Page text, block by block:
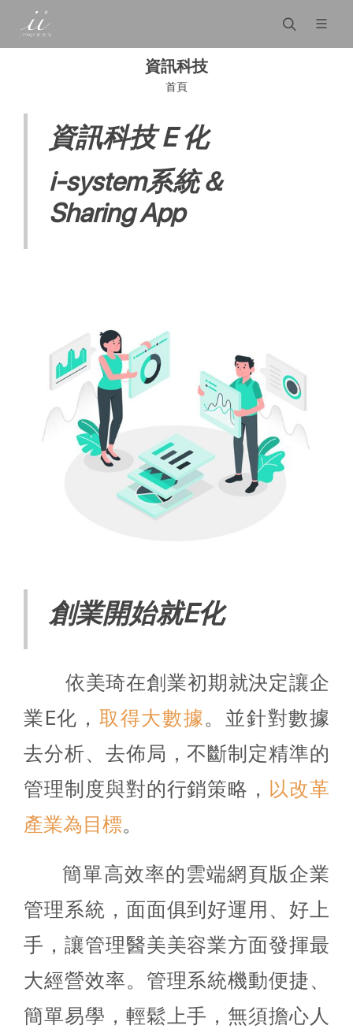
資訊科技
首頁
資訊科技 E 化
i-system系統＆
Sharing App
創業開始就E化
依美琦在創業初期就決定讓企
業E化， 取得大數據。並針對數據
去分析、去佈局，不斷制定精準的
管理制度與對的行銷策略， 以改革
產業為目標。
簡單高效率的雲端網頁版企業
管理系統，面面俱到好運用、好上
手，讓管理醫美美容業方面發揮最
大經營效率。管理系統機動便捷、
簡單易學，輕鬆上手，無須擔心人